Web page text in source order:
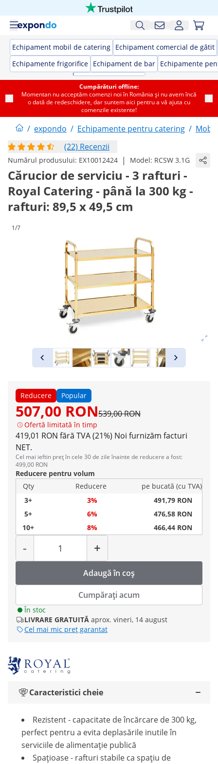
Echipament mobil de catering Echipament comercial de gătit
Echipamente frigorifice Echipament de bar Echipamente
Cumpărături offline:
Momentan nu acceptăm comenzi noi în România și nu avem încă
o dată de redeschidere, dar suntem aici pentru a vă ajuta cu
comenzile existente!
/ expondo / Echipamente pentru catering /
(22) Recenzii
Numărul produsului: EX10012424 | Model: RCSW 3.1G
Cărucior de serviciu - 3 rafturi -
Royal Catering - până la 300 kg -
rafturi: 89,5 x 49,5 cm
1/7
Reducere Popular
507,00 RON539,00 RON
Ofertă limitată în timp
419,01 RON fără TVA (21%) Noi furnizăm facturi
NET.
Cel mai ieftin preț în cele 30 de zile înainte de reducere a fost:
499,00 RON
Reducere pentru volum
Qty
Reducere
pe bucată (cu TVA)
3+
3%
491,79 RON
5+
6%
476,58 RON
10+
8% 466,44 RON
-
Cantitate
+
Adaugă în coș
Cumpărați acum
În stoc
LIVRARE GRATUITĂ aprox. vineri, 14 august
Cel mai mic preț garantat
Caracteristici cheie
Rezistent - capacitate de încărcare de 300 kg,
perfect pentru a evita deplasările inutile în
serviciile de alimentație publică
Spațioase - rafturi stabile ca spațiu de